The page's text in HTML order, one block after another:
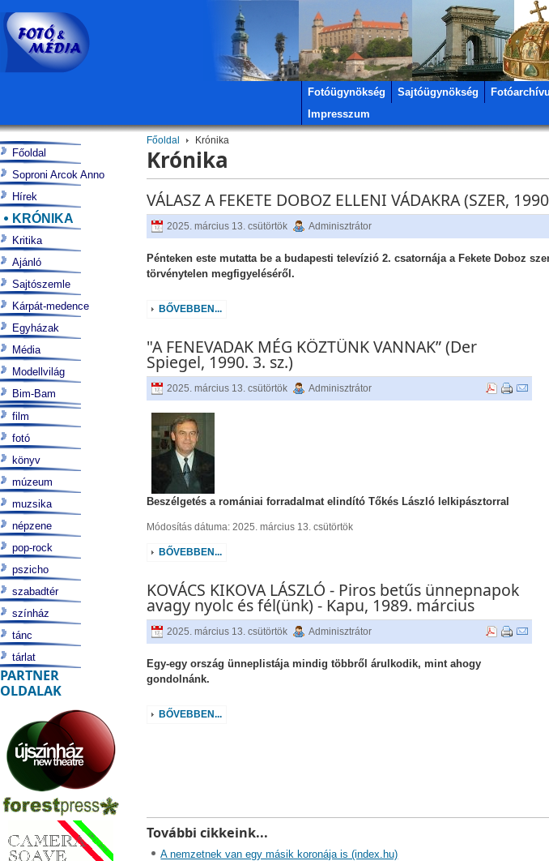
Fotóügynökség Sajtóügynökség
Impresszum
Főoldal Krónika
Krónika
VÁLASZ A FEKETE DOBOZ ELLENI VÁDAKRA (SZER,
2025. március 13. csütörtök Adminisztrátor
Pénteken este mutatta be a budapesti televízió 2. csatornája a Fekete Doboz
törvénytelen megfigyeléséről.
BŐVEBBEN...
"A FENEVADAK MÉG KÖZTÜNK VANNAK” (Der
Spiegel, 1990. 3. sz.)
2025. március 13. csütörtök Adminisztrátor
Beszélgetés a romániai forradalmat elindító Tőkés László lelkipásztorral
Módosítás dátuma: 2025. március 13. csütörtök
BŐVEBBEN...
KOVÁCS KIKOVA LÁSZLÓ - Piros betűs ünnepnapok
avagy nyolc és fél(ünk) - Kapu, 1989. március
2025. március 13. csütörtök Adminisztrátor
Egy-egy ország ünneplistája mindig többről árulkodik, mint ahogy
gondolnánk.
BŐVEBBEN...
További cikkeink...
A nemzetnek van egy másik koronája is (index.hu)
Főoldal
Soproni Arcok Anno
Hírek
KRÓNIKA
Kritika
Ajánló
Sajtószemle
Kárpát-medence
Egyházak
Média
Modellvilág
Bim-Bam
film
fotó
könyv
múzeum
muzsika
népzene
pop-rock
pszicho
szabadtér
színház
tánc
tárlat
PARTNER
OLDALAK